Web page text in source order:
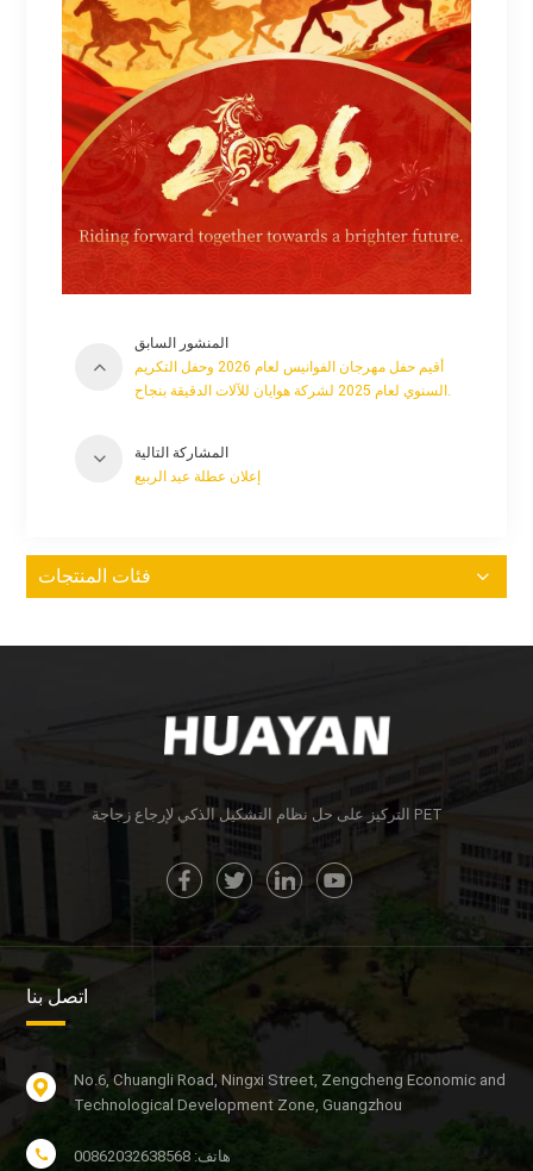
المنشور السابق
أقيم حفل مهرجان الفوانيس لعام 2026 وحفل التكريم
السنوي لعام 2025 لشركة هوايان للآلات الدقيقة بنجاح.
المشاركة التالية
إعلان عطلة عيد الربيع
فئات المنتجات
التركيز على حل نظام التشكيل الذكي لإرجاع زجاجة PET
اتصل بنا
No.6, Chuangli Road, Ningxi Street, Zengcheng Economic and
Technological Development Zone, Guangzhou
هاتف: 00862032638568